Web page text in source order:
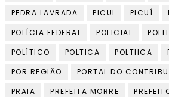
PEDRA LAVRADA
PICUI PICUÍ
POLÍCIA FEDERAL
POLICIAL
POLÍTICO
POLTICA POLTIICA
POR REGIÃO
PORTAL DO
PRAIA
PREFEITA MORRE